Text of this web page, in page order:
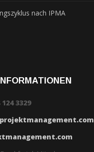
nach IPMA
3329